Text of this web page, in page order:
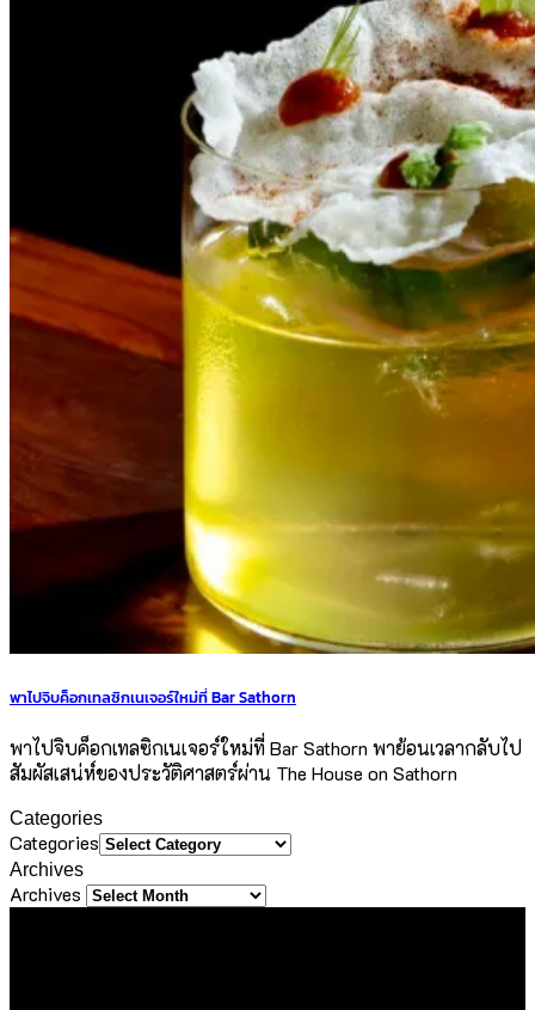
พาไปจิบค็อกเทลซิกเนเจอร์ใหม่ที่ Bar Sathorn
พาไปจิบค็อกเทลซิกเนเจอร์ใหม่ที่ Bar Sathorn พาย้อนเวลากลับไป
สัมผัสเสน่ห์ของประวัติศาสตร์ผ่าน The House on Sathorn
Categories
Categories
Archives
Archives